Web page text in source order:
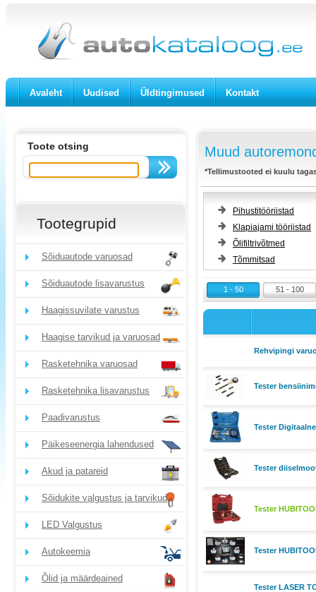
Avaleht Uudised Üldtingimused Kontakt
Toote otsing
Tootegrupid
Sõiduautode varuosad
Sõiduautode lisavarustus
Haagissuvilate varustus
Haagise tarvikud ja varuosad
Rasketehnika varuosad
Rasketehnika lisavarustus
Paadivarustus
Päikeseenergia lahendused
Akud ja patareid
Sõidukite valgustus ja tarvikud
LED Valgustus
Autokeemia
Õlid ja määrdeained
Muud
*Tellimustooted ei kuulu
Pihustitööriistad
Klapiajami tööriistad
Õlifiltrivõtmed
Tõmmitsad
1 - 50 51 - 100
Rehvipingi
Tester
Tester
Tester
Tester
Tester
Tester LASER